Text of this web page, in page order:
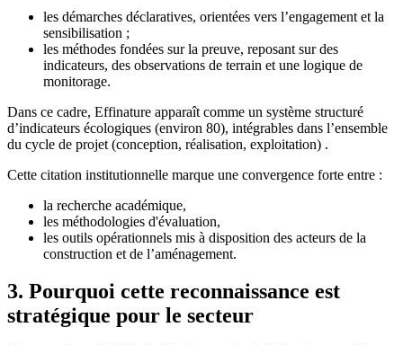
les démarches déclaratives, orientées vers l’engagement et la
sensibilisation ;
les méthodes fondées sur la preuve, reposant sur des
indicateurs, des observations de terrain et une logique de
monitorage.
Dans ce cadre, Effinature apparaît comme un système structuré
d’indicateurs écologiques (environ 80), intégrables dans l’ensemble
du cycle de projet (conception, réalisation, exploitation) .
Cette citation institutionnelle marque une convergence forte entre :
la recherche académique,
les méthodologies d'évaluation,
les outils opérationnels mis à disposition des acteurs de la
construction et de l’aménagement.
3. Pourquoi cette reconnaissance est
stratégique pour le secteur